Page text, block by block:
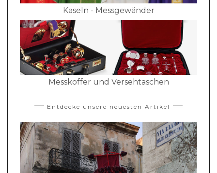
Kaseln - Messgewänder
Messkoffer und Versehtaschen
Entdecke unsere neuesten Artikel